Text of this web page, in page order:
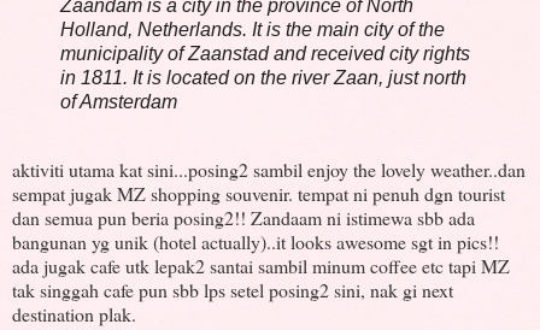
Zaandam is a city in the province of North
Holland, Netherlands. It is the main city of the
municipality of Zaanstad and received city rights
in 1811. It is located on the river Zaan, just north
of Amsterdam
aktiviti utama kat sini...posing2 sambil enjoy the lovely weather..dan
sempat jugak MZ shopping souvenir. tempat ni penuh dgn tourist
dan semua pun beria posing2!! Zandaam ni istimewa sbb ada
bangunan yg unik (hotel actually)..it looks awesome sgt in pics!!
ada jugak cafe utk lepak2 santai sambil minum coffee etc tapi MZ
tak singgah cafe pun sbb lps setel posing2 sini, nak gi next
destination plak.